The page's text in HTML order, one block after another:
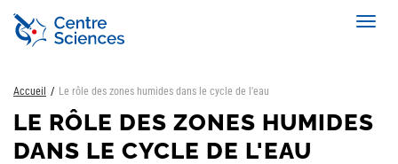
Aller
contenu
Accueil Le rôle des zones humides dans le cycle de l'eau
LE RÔLE DES ZONES HUMIDES
DANS LE CYCLE DE L'EAU